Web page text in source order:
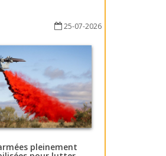
25-07-2026
pleinement